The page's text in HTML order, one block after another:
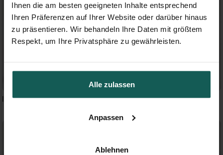
Ihnen die am besten geeigneten Inhalte entsprechend
Ihren Präferenzen auf Ihrer Website oder darüber hinaus
zu präsentieren. Wir behandeln Ihre Daten mit größtem
Respekt, um Ihre Privatsphäre zu gewährleisten.
Alle zulassen
Anpassen
Ablehnen
Intime Blätterwelt - Schachtel Landkunstliebe - Schachtel